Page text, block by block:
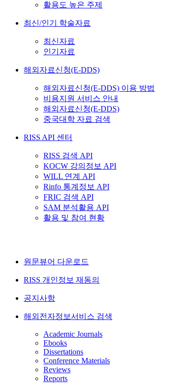
활용도 높은 주제
최신/인기 학술자료
최신자료
인기자료
해외자료신청(E-DDS)
해외자료신청(E-DDS) 이용 방법
비용지원 서비스 안내
해외자료신청(E-DDS)
중국대학 자료 검색
RISS API 센터
RISS 검색 API
KOCW 강의정보 API
WILL 연계 API
Rinfo 통계정보 API
FRIC 검색 API
SAM 분석활용 API
활용 및 참여 현황
원문뷰어 다운로드
RISS 개인정보 재동의
공지사항
해외전자정보서비스 검색
Academic Journals
Ebooks
Dissertations
Conference Materials
Reviews
Reports